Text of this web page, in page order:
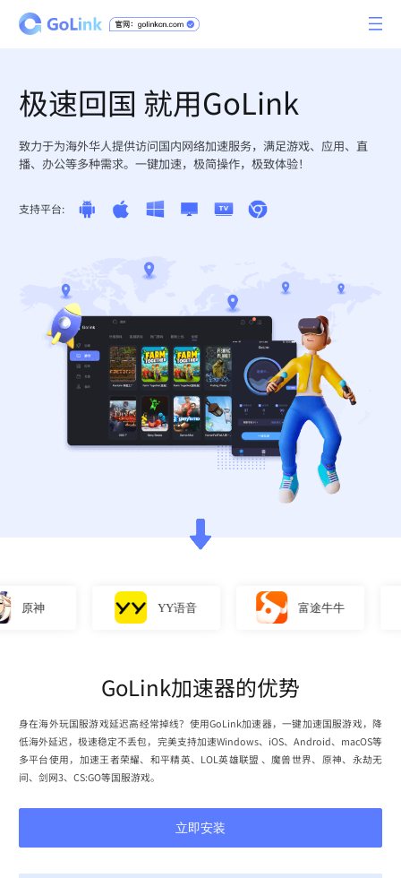
极速回国 就用GoLink
致力于为海外华人提供访问国内网络加速服务，满足游戏、应用、直
播、办公等多种需求。一键加速，极简操作，极致体验！
支持平台:
神 YY语音 富途牛牛
GoLink加速器的优势
身在海外玩国服游戏延迟高经常掉线？使用GoLink加速器，一键加速国服游戏，降
低海外延迟，极速稳定不丢包，完美支持加速Windows、iOS、Android、macOS等
多平台使用，加速王者荣耀、和平精英、LOL英雄联盟 、魔兽世界、原神、永劫无
间、剑网3、CS:GO等国服游戏。
立即安装